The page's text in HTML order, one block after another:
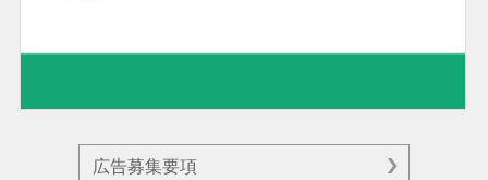
広告募集要項